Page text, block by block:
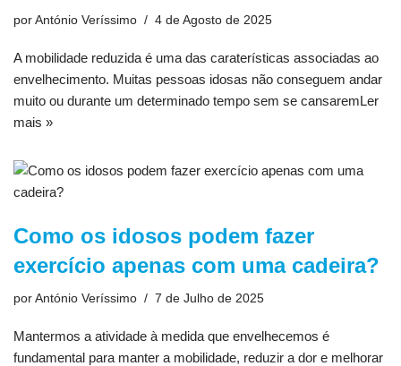
por António Veríssimo 4 de Agosto de 2025
A mobilidade reduzida é uma das caraterísticas associadas ao
envelhecimento. Muitas pessoas idosas não conseguem andar
muito ou durante um determinado tempo sem se cansaremLer
mais »
Como os idosos podem fazer
exercício apenas com uma cadeira?
por António Veríssimo 7 de Julho de 2025
Mantermos a atividade à medida que envelhecemos é
fundamental para manter a mobilidade, reduzir a dor e melhorar